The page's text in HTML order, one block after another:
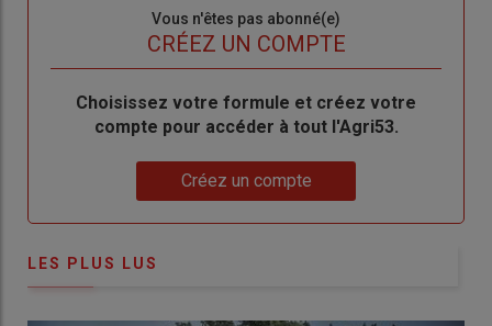
Vous n'êtes pas abonné(e)
CRÉEZ UN COMPTE
BodyChoisissez votre formule et créez votre
compte pour accéder à tout l'Agri53.
Créez un compte
LES PLUS LUS